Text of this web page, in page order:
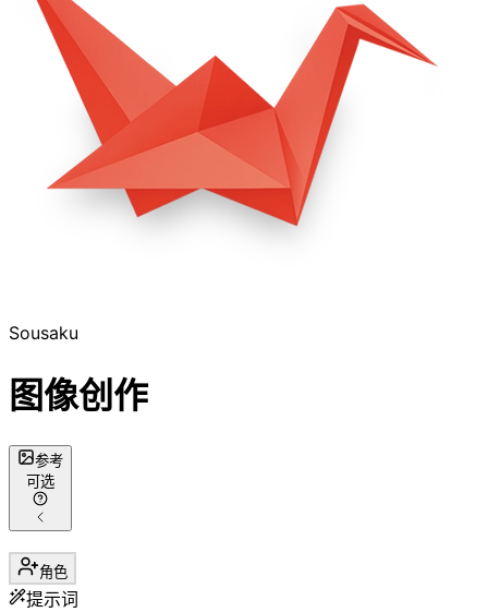
Sousaku
图像创作
参考
可选
角色
提示词